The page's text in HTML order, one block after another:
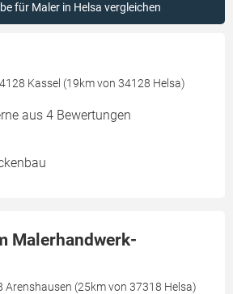
für Maler in Helsa vergleichen
Kassel (19km von 34128 Helsa)
aus 4 Bewertungen
Malerhandwerk-
Arenshausen (25km von 37318 Helsa)